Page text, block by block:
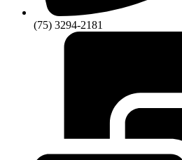
(75) 3294-2181